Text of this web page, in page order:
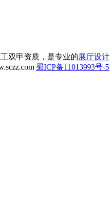
双甲资质，是专业的展厅设计
蜀ICP备11013993号-5